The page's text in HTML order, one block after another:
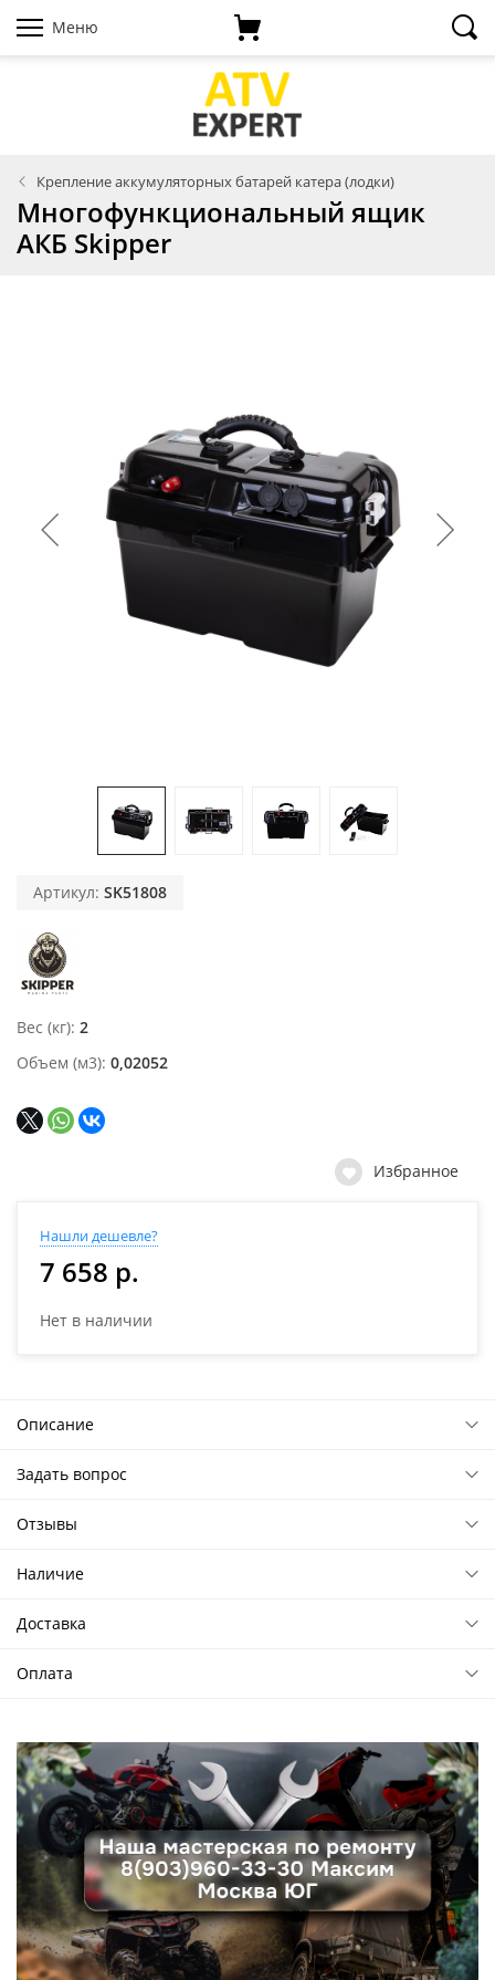
Меню
Крепление аккумуляторных батарей катера (лодки)
Многофункциональный ящик
АКБ Skipper
Артикул: SK51808
Вес (кг) 2
Объем (м3) 0,02052
Избранное
Нашли дешевле?
7 658 р.
Нет в наличии
Описание
Задать вопрос
Отзывы
Наличие
Доставка
Оплата